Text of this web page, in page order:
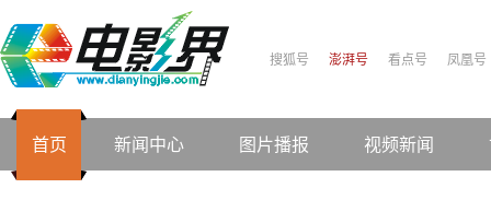
搜狐号 澎湃号 看点号 凤凰号
首页 新闻中心 图片播报 视频新闻